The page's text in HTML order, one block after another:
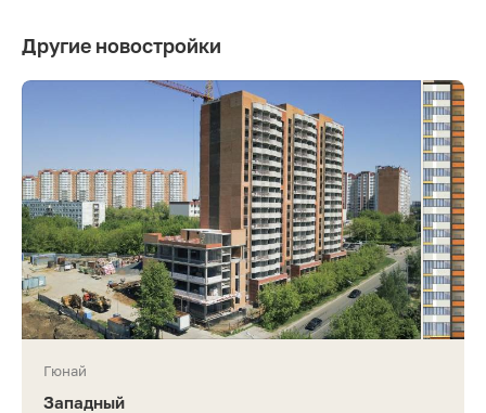
Другие новостройки
Гюнай
Западный